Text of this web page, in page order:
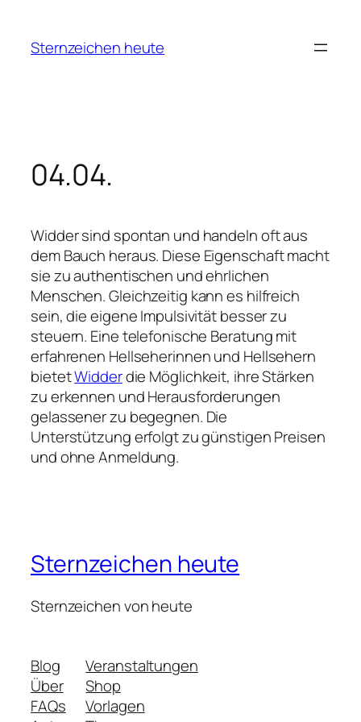
springen
Sternzeichen heute
04.04.
Widder sind spontan und handeln oft aus
dem Bauch heraus. Diese Eigenschaft macht
sie zu authentischen und ehrlichen
Menschen. Gleichzeitig kann es hilfreich
sein, die eigene Impulsivität besser zu
steuern. Eine telefonische Beratung mit
erfahrenen Hellseherinnen und Hellsehern
bietetWidderdie Möglichkeit, ihre Stärken
zu erkennen und Herausforderungen
gelassener zu begegnen. Die
Unterstützung erfolgt zu günstigen Preisen
und ohne Anmeldung.
Sternzeichen heute
Sternzeichen von heute
Blog
Über
FAQs
Veranstaltungen
Shop
Vorlagen